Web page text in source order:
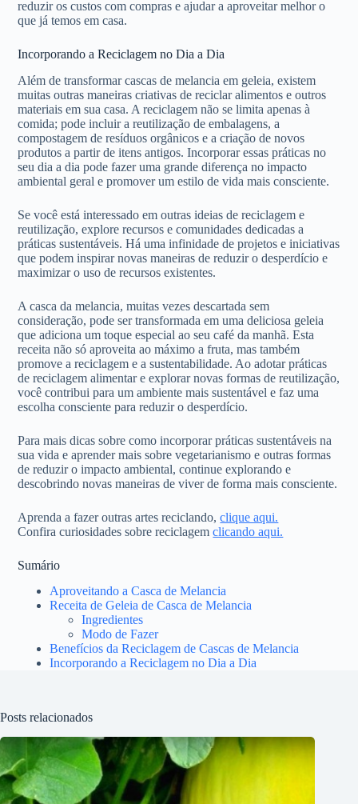
reduzir os custos com compras e ajudar a aproveitar melhor o
que já temos em casa.
Incorporando a Reciclagem no Dia a Dia
Além de transformar cascas de melancia em geleia, existem
muitas outras maneiras criativas de reciclar alimentos e outros
materiais em sua casa. A reciclagem não se limita apenas à
comida; pode incluir a reutilização de embalagens, a
compostagem de resíduos orgânicos e a criação de novos
produtos a partir de itens antigos. Incorporar essas práticas no
seu dia a dia pode fazer uma grande diferença no impacto
ambiental geral e promover um estilo de vida mais consciente.
Se você está interessado em outras ideias de reciclagem e
reutilização, explore recursos e comunidades dedicadas a
práticas sustentáveis. Há uma infinidade de projetos e iniciativas
que podem inspirar novas maneiras de reduzir o desperdício e
maximizar o uso de recursos existentes.
A casca da melancia, muitas vezes descartada sem
consideração, pode ser transformada em uma deliciosa geleia
que adiciona um toque especial ao seu café da manhã. Esta
receita não só aproveita ao máximo a fruta, mas também
promove a reciclagem e a sustentabilidade. Ao adotar práticas
de reciclagem alimentar e explorar novas formas de reutilização,
você contribui para um ambiente mais sustentável e faz uma
escolha consciente para reduzir o desperdício.
Para mais dicas sobre como incorporar práticas sustentáveis na
sua vida e aprender mais sobre vegetarianismo e outras formas
de reduzir o impacto ambiental, continue explorando e
descobrindo novas maneiras de viver de forma mais consciente.
Aprenda a fazer outras artes reciclando,clique aqui.
Confira curiosidades sobre reciclagemclicando aqui.
Sumário
Aproveitando a Casca de Melancia
Receita de Geleia de Casca de Melancia
Ingredientes
Modo de Fazer
Benefícios da Reciclagem de Cascas de Melancia
Incorporando a Reciclagem no Dia a Dia
Posts relacionados